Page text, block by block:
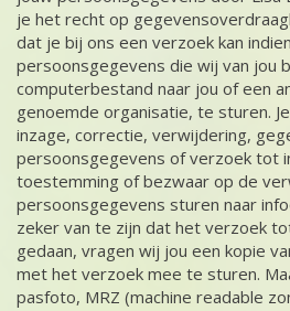
je het recht op
dat je bij ons een verzoek kan
persoonsgegevens die wij van jou
computerbestand naar jou of een
genoemde organisatie, te sturen.
inzage, correctie, verwijdering,
persoonsgegevens of verzoek tot
toestemming of bezwaar op de
persoonsgegevens sturen naar
zeker van te zijn dat het verzoek
gedaan, vragen wij jou een kopie
met het verzoek mee te sturen.
pasfoto, MRZ (machine readable